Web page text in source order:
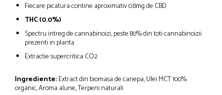
Fiecare picatura contine aproximativ 0.8mg de CBD
THC (0.0%)
Spectru intreg de cannabinoizi, peste 80% din toti cannabinoizii
prezenti in planta
Extractie supercritica CO2
Ingrediente:Extract din biomasa de canepa, Ulei MCT 100%
organic, Aroma alune, Terpeni naturali